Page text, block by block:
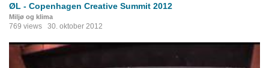
ØL - Copenhagen Creative Summit 2012
Miljø og klima
769 views 30. oktober 2012